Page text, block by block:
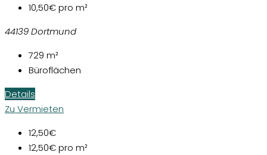
10,50€pro m²
44139 Dortmund
729 m²
Büroflächen
Details
Zu Vermieten
12,50€
12,50€pro m²